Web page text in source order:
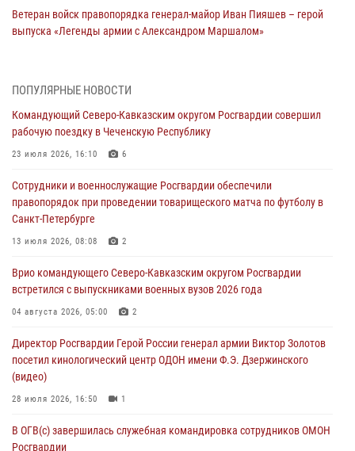
Ветеран войск правопорядка генерал-майор Иван Пияшев – герой
выпуска «Легенды армии с Александром Маршалом»
Представители ФСБ России по Уральскому округу Росгвардии и
Кузнецова
07 августа 2026, 12:00
Смольного собора в Санкт-Петербурге (видео)
07 августа 2026, 11:34 3
В Курске росгвардейцы провели занятие по основам
07 августа 2026, 11:33
Рэпер ST посетил раненых росгвардейцев в Главном военном
07 августа 2026, 11:18
ПОПУЛЯРНЫЕ НОВОСТИ
Командующий Северо-Кавказским округом Росгвардии совершил
рабочую поездку в Чеченскую Республику
23 июля 2026, 16:10 6
Сотрудники и военнослужащие Росгвардии обеспечили
правопорядок при проведении товарищеского матча по футболу в
Санкт-Петербурге
13 июля 2026, 08:08 2
Врио командующего Северо-Кавказским округом Росгвардии
встретился с выпускниками военных вузов 2026 года
04 августа 2026, 05:00 2
Директор Росгвардии Герой России генерал армии Виктор Золотов
посетил кинологический центр ОДОН имени Ф.Э. Дзержинского
(видео)
28 июля 2026, 16:50 1
В ОГВ(с) завершилась служебная командировка сотрудников ОМОН
Росгвардии